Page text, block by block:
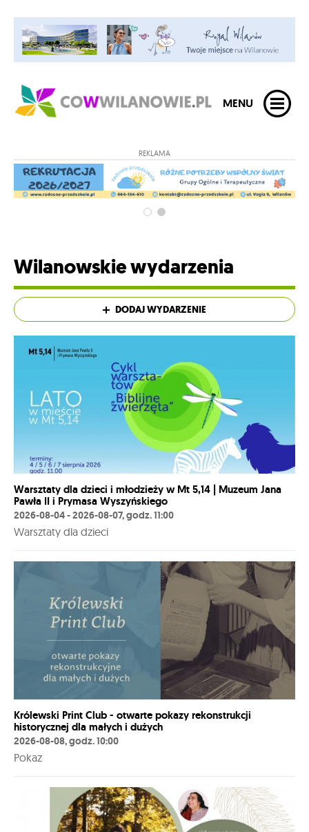
MENU
REKLAMA
Wilanowskie wydarzenia
DODAJ WYDARZENIE
Warsztaty dla dzieci i młodzieży w Mt 5,14 | Muzeum Jana
Pawła II i Prymasa Wyszyńskiego
2026-08-04 - 2026-08-07, godz. 11:00
Warsztaty dla dzieci
Królewski Print Club - otwarte pokazy rekonstrukcji
historycznej dla małych i dużych
2026-08-08, godz. 10:00
Pokaz